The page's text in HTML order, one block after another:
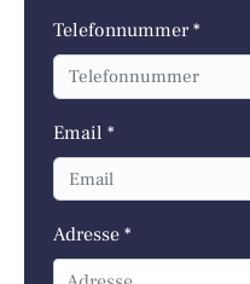
Telefonnummer *
Email *
Adresse *